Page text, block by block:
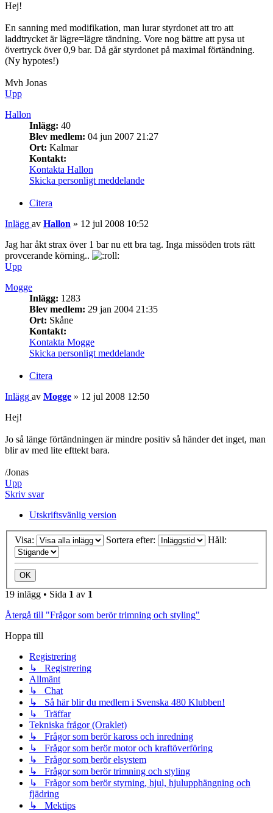
Hej!
En sanning med modifikation, man lurar styrdonet att tro att
laddtrycket är lägre=lägre tändning. Vore nog bättre att pysa ut
övertryck över 0,9 bar. Då går styrdonet på maximal förtändning.
(Ny hypotes!)
Mvh Jonas
Upp
Hallon
Inlägg: 40
Blev medlem: 04 jun 2007 21:27
Ort: Kalmar
Kontakt:
Kontakta Hallon
Skicka personligt meddelande
Citera
Inlägg av Hallon » 12 jul 2008 10:52
Jag har åkt strax över 1 bar nu ett bra tag. Inga missöden trots rätt
provcerande körning..
Upp
Mogge
Inlägg: 1283
Blev medlem: 29 jan 2004 21:35
Ort: Skåne
Kontakt:
Kontakta Mogge
Skicka personligt meddelande
Citera
Inlägg av Mogge » 12 jul 2008 12:50
Hej!
Jo så länge förtändningen är mindre positiv så händer det inget, man
blir av med lite efttekt bara.
/Jonas
Upp
Skriv svar
Utskriftsvänlig version
Visa: Sortera efter: Håll:
19 inlägg • Sida 1 av 1
Återgå till "Frågor som berör trimning och styling"
Hoppa till
Registrering
↳ Registrering
Allmänt
↳ Chat
↳ Så här blir du medlem i Svenska 480 Klubben!
↳ Träffar
Tekniska frågor (Oraklet)
↳ Frågor som berör kaross och inredning
↳ Frågor som berör motor och kraftöverföring
↳ Frågor som berör elsystem
↳ Frågor som berör trimning och styling
↳ Frågor som berör styrning, hjul, hjulupphängning och
fjädring
↳ Mektips